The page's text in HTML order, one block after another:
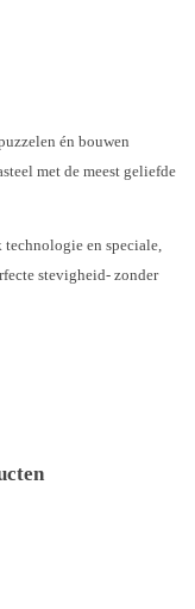
én bouwen
met de meest geliefde
en speciale,
stevigheid- zonder